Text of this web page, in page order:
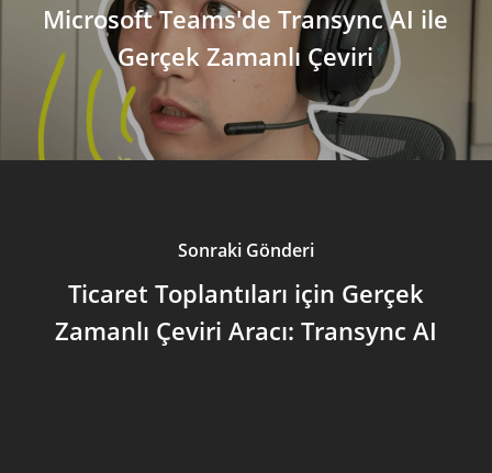
Microsoft Teams'de Transync AI ile
Gerçek Zamanlı Çeviri
Sonraki Gönderi
Ticaret Toplantıları için Gerçek
Zamanlı Çeviri Aracı: Transync AI